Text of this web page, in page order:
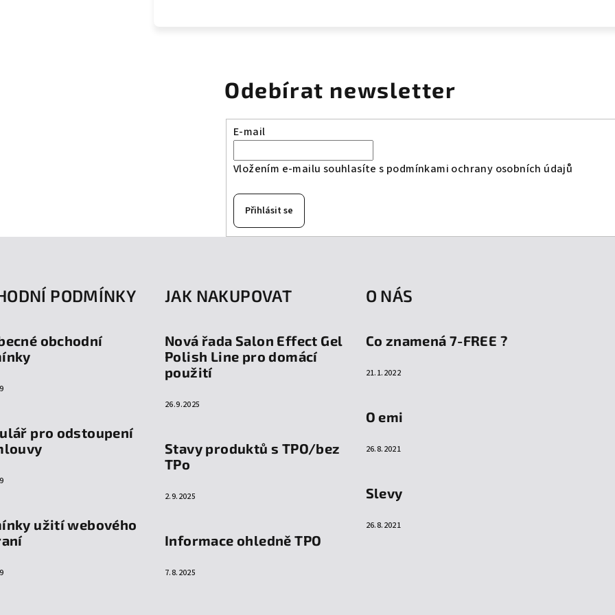
Odebírat newsletter
E-mail
Vložením e-mailu souhlasíte s podmínkami ochrany osobních údajů
Přihlásit se
PODMÍNKY
obchodní
pro odstoupení
užití webového
JAK NAKUPOVAT
Nová řada Salon Effect Gel
Polish Line pro domácí
použití
26.9.2025
Stavy produktů s TPO/bez
TPo
2.9.2025
Informace ohledně TPO
7.8.2025
O NÁS
Co znamená 7-FREE ?
21.1.2022
O emi
26.8.2021
Slevy
26.8.2021